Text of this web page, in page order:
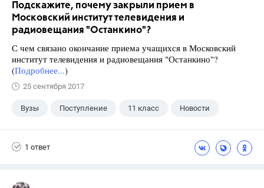
Подскажите, почему закрыли прием в
Московский институт телевидения и
радиовещания "Останкино"?
С чем связано окончание приема учащихся в Московский
институт телевидения и радиовещания "Останкино"?
(Подробнее...)
25 сентября 2017
Вузы Поступление 11 класс Новости
1 ответ